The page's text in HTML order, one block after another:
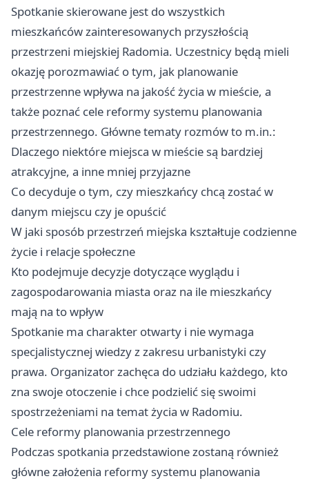
Spotkanie skierowane jest do wszystkich
mieszkańców zainteresowanych przyszłością
przestrzeni miejskiej Radomia. Uczestnicy będą mieli
okazję porozmawiać o tym, jak planowanie
przestrzenne wpływa na jakość życia w mieście, a
także poznać cele reformy systemu planowania
przestrzennego. Główne tematy rozmów to m.in.:
Dlaczego niektóre miejsca w mieście są bardziej
atrakcyjne, a inne mniej przyjazne
Co decyduje o tym, czy mieszkańcy chcą zostać w
danym miejscu czy je opuścić
W jaki sposób przestrzeń miejska kształtuje codzienne
życie i relacje społeczne
Kto podejmuje decyzje dotyczące wyglądu i
zagospodarowania miasta oraz na ile mieszkańcy
mają na to wpływ
Spotkanie ma charakter otwarty i nie wymaga
specjalistycznej wiedzy z zakresu urbanistyki czy
prawa. Organizator zachęca do udziału każdego, kto
zna swoje otoczenie i chce podzielić się swoimi
spostrzeżeniami na temat życia w Radomiu.
Cele reformy planowania przestrzennego
Podczas spotkania przedstawione zostaną również
główne założenia reformy systemu planowania